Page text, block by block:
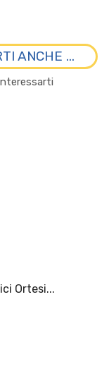
ANCHE ...
Ortesi...